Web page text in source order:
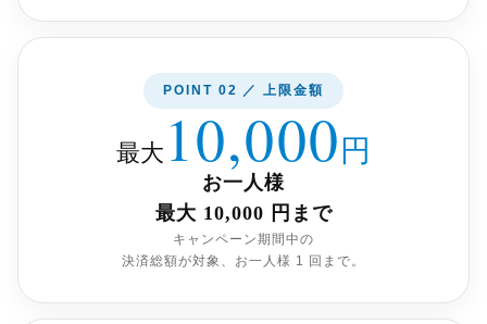
POINT 02 ／ 上限金額
最大 10,000円
お一人様
最大 10,000 円まで
キャンペーン期間中の
決済総額が対象、お一人様 1 回まで。